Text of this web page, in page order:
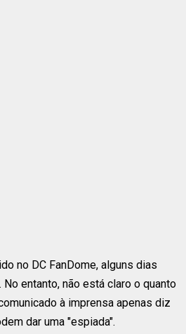
no DC FanDome, alguns dias
entanto, não está claro o quanto
à imprensa apenas diz
dar uma "espiada".